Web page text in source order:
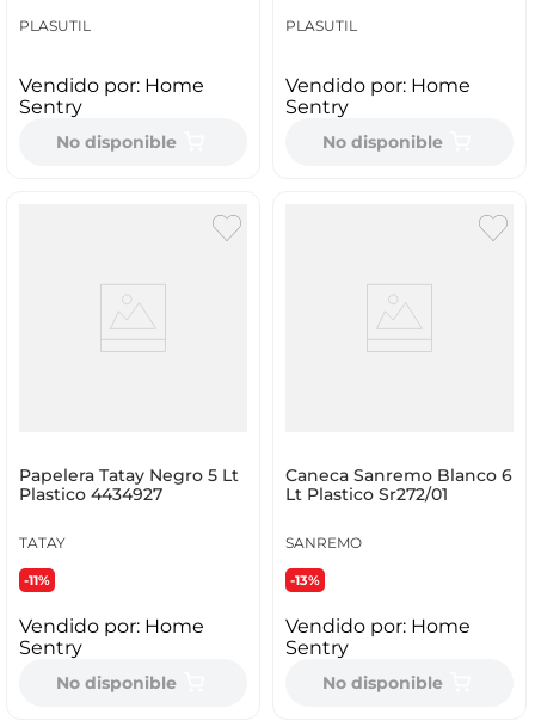
PLASUTIL
Vendido por: Home
Sentry
No disponible
PLASUTIL
Vendido por: Home
Sentry
No disponible
Papelera Tatay Negro 5 Lt
Plastico 4434927
TATAY
-11%
Vendido por: Home
Sentry
No disponible
Caneca Sanremo Blanco 6
Lt Plastico Sr272/01
SANREMO
-13%
Vendido por: Home
Sentry
No disponible